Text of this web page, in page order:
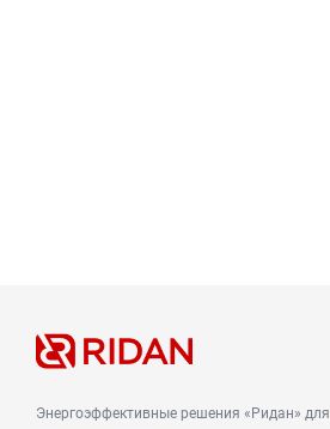
Энергоэффективные решения «Ридан» для